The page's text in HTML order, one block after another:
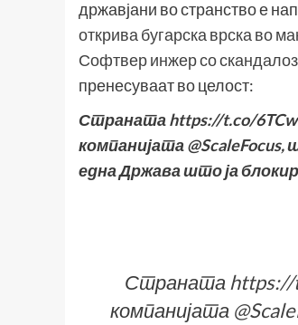
државјани во странство е
открива бугарска врска во
Софтвер инжер со
пренесуваат во целост:
Страната https://t.co/
компанијата
една Држава што ја
Страната https://
компанијата